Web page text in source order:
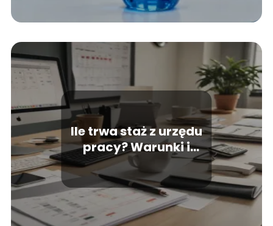
Ile trwa staż z urzędu
pracy? Warunki i
szczegóły